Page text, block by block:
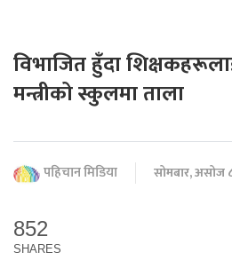
विभाजित हुँदा
मन्त्रीको स्कुलमा ताला
पहिचान मिडिया सोमबार, असोज
852
SHARES